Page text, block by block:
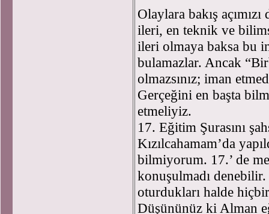
Olaylara bakış
ileri, en teknik ve
ileri olmaya baksa bu
bulamazlar. Ancak
olmazsınız; iman
Gerçeğini en başta
etmeliyiz.
17. Eğitim Şurasını
Kızılcahamam’da
bilmiyorum. 17.’ de
konuşulmadı
oturdukları halde
Düşününüz ki Alman